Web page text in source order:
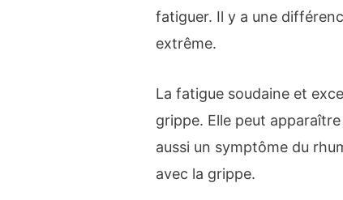
fatiguer. Il y a une
extrême.
La fatigue soudaine et
grippe. Elle peut
aussi un symptôme du
avec la grippe.